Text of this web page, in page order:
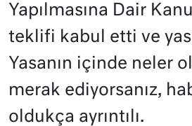
Yapılmasına Dair
teklifi kabul etti ve
Yasanın içinde neler
merak ediyorsanız,
oldukça ayrıntılı.